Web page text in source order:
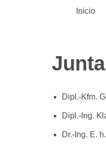
Inicio
Dipl.-Kfm.
Dipl.-Ing.
Dr.-Ing. E.